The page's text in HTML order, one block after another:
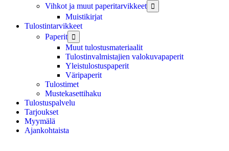
Vihkot ja muut paperitarvikkeet

Muistikirjat
Tulostintarvikkeet
Paperit

Muut tulostusmateriaalit
Tulostinvalmistajien valokuvapaperit
Yleistulostuspaperit
Väripaperit
Tulostimet
Mustekasettihaku
Tulostuspalvelu
Tarjoukset
Myymälä
Ajankohtaista